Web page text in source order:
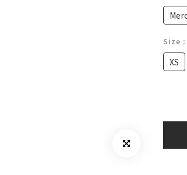
Size
XS